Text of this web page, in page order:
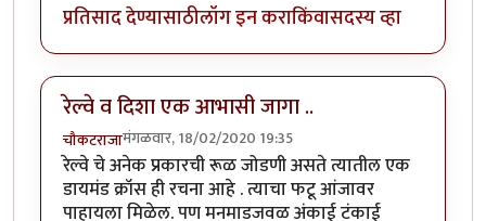
प्रतिसाद देण्यासाठीलॉग इन कराकिंवासदस्य व्हा
रेल्वे व दिशा एक आभासी जागा ..
चौकटराजामंगळवार, 18/02/2020 19:35
रेल्वे चे अनेक प्रकारची रूळ जोडणी असते त्यातील एक
डायमंड क्रॉस ही रचना आहे . त्याचा फटू आंजावर
पाहायला मिळेल. पण मनमाडजवळ अंकाई टंकाई